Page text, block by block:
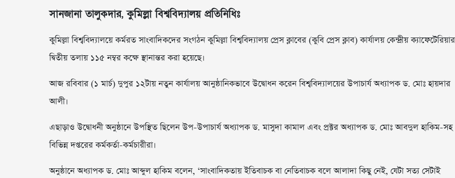
সানজানা তালুকদার, কুমিল্লা বিশ্ববিদ্যালয় প্রতিনিধিঃ
কুমিল্লা বিশ্ববিদ্যালয়ে কর্মরত সাংবাদিকদের সংগঠন কুমিল্লা বিশ্ববিদ্যালয় প্রেস ক্লাবের (কুবি প্রেস ক্লাব) কার্যালয় কেন্দ্রীয় ক্যাফেটেরিয়ার
দ্বিতীয় তলায় ১১৫ নম্বর কক্ষে স্থানান্তর করা হয়েছে।
আজ রবিবার (১ মার্চ) দুপুর ১২টায় নতুন কার্যালয় আনুষ্ঠানিকভাবে উদ্বোধন করেন বিশ্ববিদ্যালয়ের উপাচার্য অধ্যাপক ড. মোঃ হায়দার
আলী।
এছাড়াও উদ্বোধনী অনুষ্ঠানে উপস্থিত ছিলেন উপ-উপাচার্য অধ্যাপক ড. মাসুদা কামাল এবং প্রক্টর অধ্যাপক ড. মোঃ আবদুল হাকিম-সহ
বিভিন্ন দপ্তরের কর্মকর্তা-কর্মচারীরা।
অনুষ্ঠানে অধ্যাপক ড. মোঃ আব্দুল হাকিম বলেন, ‘সাংবাদিকতায় ইতিবাচক বা নেতিবাচক বলে আলাদা কিছু নেই, যেটা সত্য সেটাই